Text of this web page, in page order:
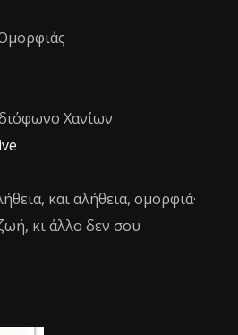
Χανίων
και αλήθεια, ομορφιά·
κι άλλο δεν σου